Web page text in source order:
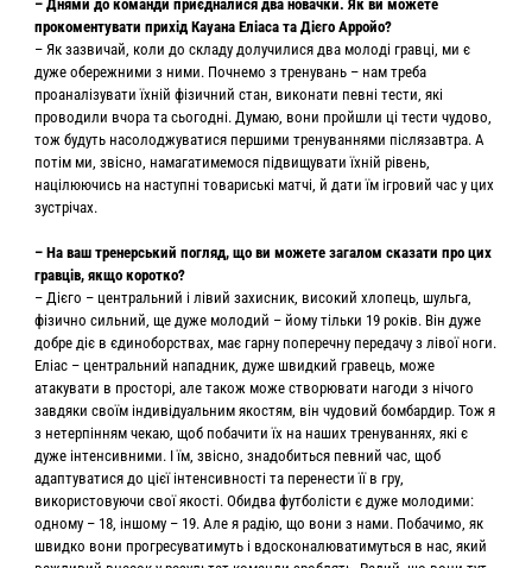
– Днями до команди приєдналися два новачки. Як ви можете
прокоментувати прихід Кауана Еліаса та Дієго Арройо?
– Як зазвичай, коли до складу долучилися два молоді гравці, ми є
дуже обережними з ними. Почнемо з тренувань – нам треба
проаналізувати їхній фізичний стан, виконати певні тести, які
проводили вчора та сьогодні. Думаю, вони пройшли ці тести чудово,
тож будуть насолоджуватися першими тренуваннями післязавтра. А
потім ми, звісно, намагатимемося підвищувати їхній рівень,
націлюючись на наступні товариські матчі, й дати їм ігровий час у цих
зустрічах.
– На ваш тренерський погляд, що ви можете загалом сказати про цих
гравців, якщо коротко?
– Дієго – центральний і лівий захисник, високий хлопець, шульга,
фізично сильний, ще дуже молодий – йому тільки 19 років. Він дуже
добре діє в єдиноборствах, має гарну поперечну передачу з лівої ноги.
Еліас – центральний нападник, дуже швидкий гравець, може
атакувати в просторі, але також може створювати нагоди з нічого
завдяки своїм індивідуальним якостям, він чудовий бомбардир. Тож я
з нетерпінням чекаю, щоб побачити їх на наших тренуваннях, які є
дуже інтенсивними. І їм, звісно, знадобиться певний час, щоб
адаптуватися до цієї інтенсивності та перенести її в гру,
використовуючи свої якості. Обидва футболісти є дуже молодими:
одному – 18, іншому – 19. Але я радію, що вони з нами. Побачимо, як
швидко вони прогресуватимуть і вдосконалюватимуться в нас, який